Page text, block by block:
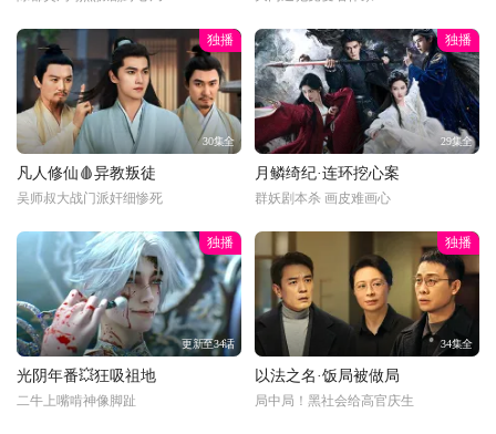
独播
30集全
凡人修仙🩸异教叛徒
吴师叔大战门派奸细惨死
独播
29集全
月鳞绮纪·连环挖心案
群妖剧本杀 画皮难画心
独播
更新至34话
光阴年番💥狂吸祖地
二牛上嘴啃神像脚趾
独播
34集全
以法之名·饭局被做局
局中局！黑社会给高官庆生